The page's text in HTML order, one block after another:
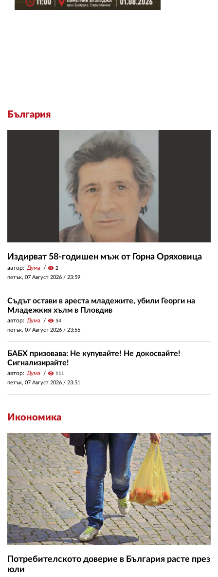
България
Издирват 58-годишен мъж от Горна Оряховица
автор: Дума visibility 2
петък, 07 Август 2026 / 23:59
Съдът остави в ареста младежите, убили Георги на
Младежкия хълм в Пловдив
автор: Дума visibility 54
петък, 07 Август 2026 / 23:55
БАБХ призовава: Не купувайте! Не докосвайте!
Сигнализирайте!
автор: Дума visibility 111
петък, 07 Август 2026 / 23:51
Икономика
Потребителското доверие в България расте през
юли